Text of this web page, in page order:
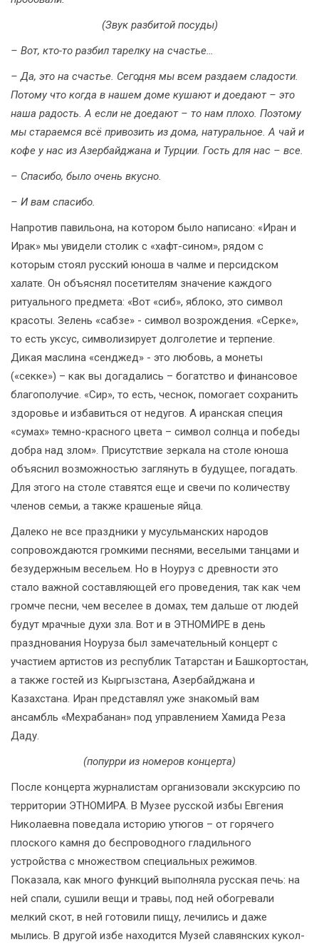
(Звук разбитой посуды)
– Вот, кто-то разбил тарелку на счастье…
– Да, это на счастье. Сегодня мы всем раздаем сладости.
Потому что когда в нашем доме кушают и доедают – это
наша радость. А если не доедают – то нам плохо. Поэтому
мы стараемся всё привозить из дома, натуральное. А чай и
кофе у нас из Азербайджана и Турции. Гость для нас – все.
– Спасибо, было очень вкусно.
– И вам спасибо.
Напротив павильона, на котором было написано: «Иран и
Ирак» мы увидели столик с «хафт-сином», рядом с
которым стоял русский юноша в чалме и персидском
халате. Он объяснял посетителям значение каждого
ритуального предмета: «Вот «сиб», яблоко, это символ
красоты. Зелень «сабзе» - символ возрождения. «Серке»,
то есть уксус, символизирует долголетие и терпение.
Дикая маслина «сенджед» - это любовь, а монеты
(«секке») – как вы догадались – богатство и финансовое
благополучие. «Сир», то есть, чеснок, помогает сохранить
здоровье и избавиться от недугов. А иранская специя
«сумах» темно-красного цвета – символ солнца и победы
добра над злом». Присутствие зеркала на столе юноша
объяснил возможностью заглянуть в будущее, погадать.
Для этого на столе ставятся еще и свечи по количеству
членов семьи, а также крашеные яйца.
Далеко не все праздники у мусульманских народов
сопровождаются громкими песнями, веселыми танцами и
безудержным весельем. Но в Ноуруз с древности это
стало важной составляющей его проведения, так как чем
громче песни, чем веселее в домах, тем дальше от людей
будут мрачные духи зла. Вот и в ЭТНОМИРЕ в день
празднования Ноуруза был замечательный концерт с
участием артистов из республик Татарстан и Башкортостан,
а также гостей из Кыргызстана, Азербайджана и
Казахстана. Иран представлял уже знакомый вам
ансамбль «Мехрабанан» под управлением Хамида Реза
Даду.
(попурри из номеров концерта)
После концерта журналистам организовали экскурсию по
территории ЭТНОМИРА. В Музее русской избы Евгения
Николаевна поведала историю утюгов – от горячего
плоского камня до беспроводного гладильного
устройства с множеством специальных режимов.
Показала, как много функций выполняла русская печь: на
ней спали, сушили вещи и травы, под ней обогревали
мелкий скот, в ней готовили пищу, лечились и даже
мылись. В другой избе находится Музей славянских кукол-